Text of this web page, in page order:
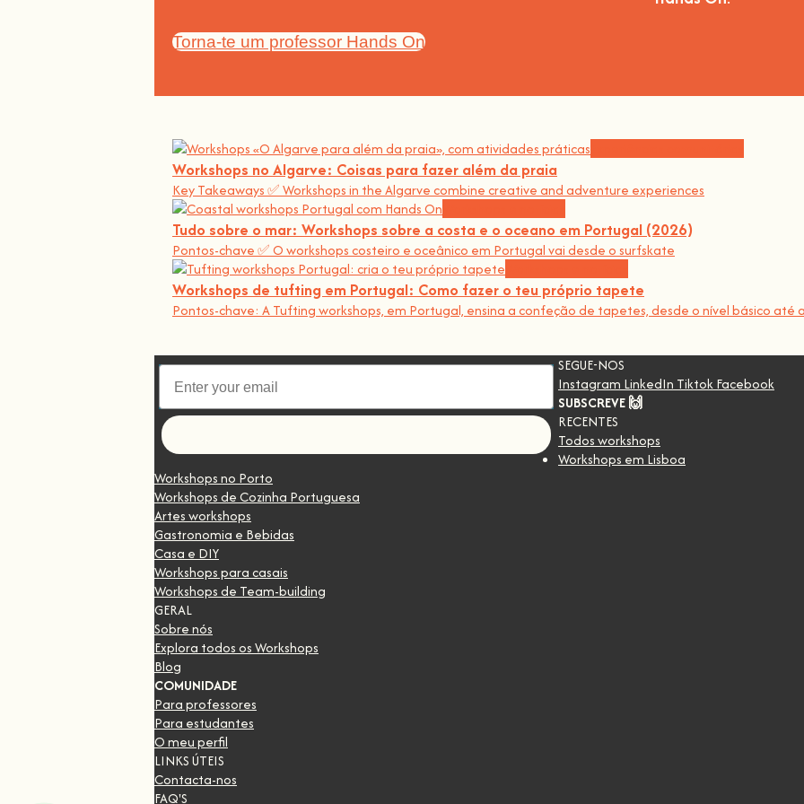
Torna-te um professor Hands On
Workshops no Algarve: Coisas para fazer além da praia
Key Takeaways ✅ Workshops in the Algarve combine creative and adventure experiences
Tudo sobre o mar: Workshops sobre a costa e o oceano em Portugal (2026)
Pontos-chave ✅ O workshops costeiro e oceânico em Portugal vai desde o surfskate
Workshops de tufting em Portugal: Como fazer o teu próprio tapete
Pontos-chave: A Tufting workshops, em Portugal, ensina a confeção de tapetes, desde o nível básico até
SEGUE-NOS
Instagram LinkedIn TiktokFacebook
SUBSCREVE 🙌
RECENTES
Todos workshops
Workshops em Lisboa
Workshops no Porto
Workshops de Cozinha Portuguesa
Artes workshops
Gastronomia e Bebidas
Casa e DIY
Workshops para casais
Workshops de Team-building
GERAL
Sobre nós
Explora todos os Workshops
Blog
COMUNIDADE
Para professores
Para estudantes
O meu perfil
LINKS ÚTEIS
Contacta-nos
FAQ'S